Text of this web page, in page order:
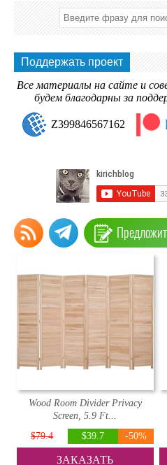
Поддержать проект
Все материалы на сайте и
будем благодарны за
Z399846567162
Wood Room Divider Privacy
Screen, 5.9 Ft...
$79.4
$39.7 -50%
ЗАКАЗАТЬ